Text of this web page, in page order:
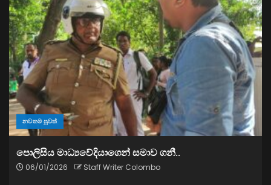
නවතම පුවත්
පොලිසිය මාධ්‍යවේදියාගෙන් සමාව ගනී..
06/01/2026 Staff Writer Colombo